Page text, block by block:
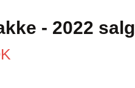
- 2022 salg